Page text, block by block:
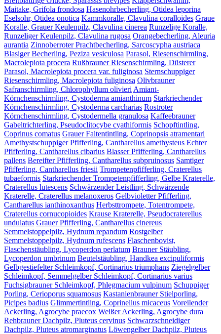
Maitake, Grifola frondosa Hasenohrbecherling, Otidea leporina
Eselsohr, Otidea onotica Kammkoralle, Clavulina coralloides Graue
Koralle, Grauer Keulenpilz, Clavulina cinerea Runzelige Koralle,
Runzeliger Keulenpilz, Clavulina rugosa Orangebecherling, Aleuria
aurantia Zinnoberroter Prachtbecherling, Sarcoscypha austriaca
Blasiger Becherling, Peziza vesiculosa Parasol, Riesenschirmling,
Macrolepiota procera Rußbrauner Riesenschirmling, Düsterer
Parasol, Macrolepiota procera var. fuliginosa Sternschuppiger
Riesenschirmling, Macrolepiota fuliginosa Olivbrauner
Safranschirmling, Chlorophyllum olivieriAmiant-
Körnchenschirmling, Cystoderma amianthinum Starkriechender
Körnchenschirmling, Cystoderma carcharias Rostroter
Körnchenschirmling, Cystodermella granulosa Kaffeebrauner
Gabeltrichterling, Pseudoclitocybe cyathiformis Schopftintling,
Coprinus comatus Grauer Faltentintling, Coprinopsis atramentari
Amethystschuppiger Pfifferling, Cantharellus amethysteus Echter
Pfifferling, Cantharellus cibarius Blasser Pfifferling, Cantharellus
pallens Bereifter Pfifferling, Cantharellus subpruinosus Samtiger
Pfifferling, Cantharellus friesii Trompetenpfifferling, Craterellus
tubaeformis Starkriechender Trompetenpfifferling, Gelbe Kraterelle,
Craterellus lutescens Schwärzender Leistling, Schwärzende
Kraterelle, Craterellus melanoxeros Gelbvioletter Pfifferling,
Cantharellus ianthinoxanthus Herbsttrompete, Totentrompete,
Craterellus cornucopioides Krause Kraterelle, Pseudocraterellus
undulatus Grauer Pfifferling, Cantharellus cinereus
Semmelstoppelpilz, Hydnum repandum Rostgelber
Semmelstoppelpilz, Hydnum rufescens Flaschenbovist,
Flaschenstäubling, Lycoperdon perlatum Brauner Stäubling,
Lycoperdon umbrinum Beutelstäubling, Handkea excipuliformis
Gelbgestiefelter Schleimkopf, Cortinarius triumphans Ziegelgelber
Schleimkopf, Semmelgelber Schleimkopf, Cortinarius varius
Fuchsigbrauner Schleimkopf, Phlegmacium vulpinum Schuppiger
Porling, Cerioporus squamosus Kastanienbrauner Stielporling,
Picipes badius Glimmertintling, Coprinellus micaceus Voreilender
Ackerling, Agrocybe praecox Weißer Ackerling, Agrocybe dura
Rehbrauner Dachpilz, Pluteus cervinus Schwarzschneidiger
Dachpilz, Pluteus atromarginatus Löwengelber Dachpilz, Pluteus